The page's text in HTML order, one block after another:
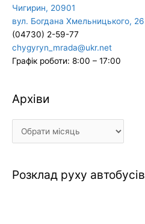
Чигирин, 20901
вул. Богдана Хмельницького, 26
(04730) 2-59-77
chygyryn_mrada@ukr.net
Графік роботи: 8:00 – 17:00
Архіви
Архіви
Розклад руху автобусів